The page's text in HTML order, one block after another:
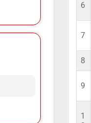
6
7
8
9
1